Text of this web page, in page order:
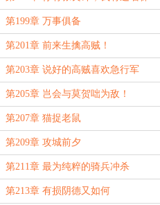
第199章 万事俱备
第201章 前来生擒高贼！
第203章 说好的高贼喜欢急行军
呢？
第205章 岂会与莫贺咄为敌！
第207章 猫捉老鼠
第209章 攻城前夕
第211章 最为纯粹的骑兵冲杀
第213章 有损阴德又如何